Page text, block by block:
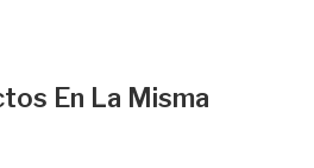
En La Misma